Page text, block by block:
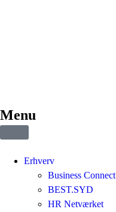
Menu
Erhverv
Business Connect
BEST.SYD
HR Netværket